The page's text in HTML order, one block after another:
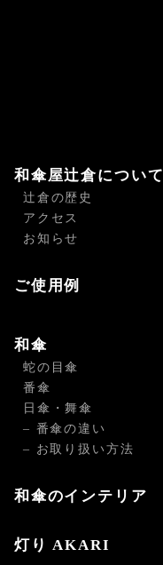
和傘屋辻倉について
辻倉の歴史
アクセス
お知らせ
ご使用例
和傘
蛇の目傘
番傘
日傘・舞傘
– 番傘の違い
– お取り扱い方法
和傘のインテリア
灯り AKARI